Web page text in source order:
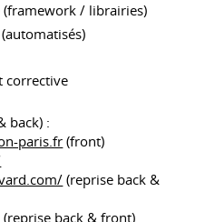
(framework / librairies)
corrective
back) :
paris.fr (front)
(reprise back &
(reprise back & front)